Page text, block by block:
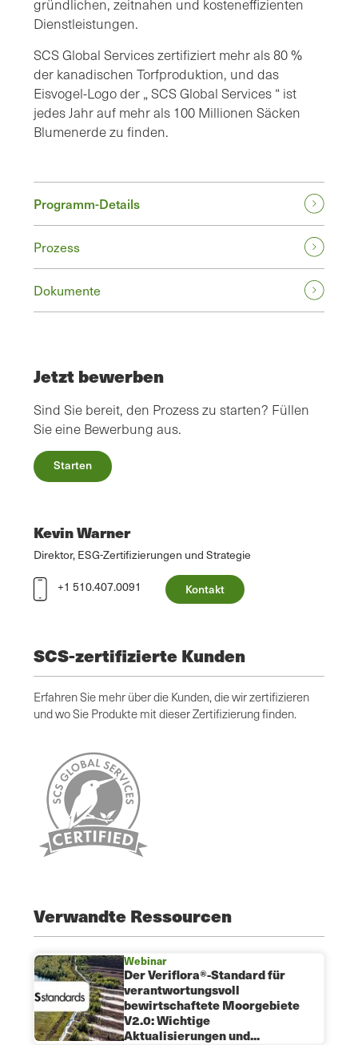
gründlichen, zeitnahen und kosteneffizienten
Dienstleistungen.
SCS Global Services zertifiziert mehr als 80 %
der kanadischen Torfproduktion, und das
Eisvogel-Logo der „ SCS Global Services “ ist
jedes Jahr auf mehr als 100 Millionen Säcken
Blumenerde zu finden.
Programm-Details
Prozess
Dokumente
Jetzt bewerben
Sind Sie bereit, den Prozess zu starten? Füllen
Sie eine Bewerbung aus.
Starten
Kevin Warner
Direktor, ESG-Zertifizierungen und Strategie
+1 510.407.0091
Kontakt
SCS-zertifizierte Kunden
Erfahren Sie mehr über die Kunden, die wir zertifizieren
und wo Sie Produkte mit dieser Zertifizierung finden.
Verwandte Ressourcen
Webinar
Der Veriflora®-Standard für
verantwortungsvoll
bewirtschaftete Moorgebiete
V2.0: Wichtige
Aktualisierungen und...